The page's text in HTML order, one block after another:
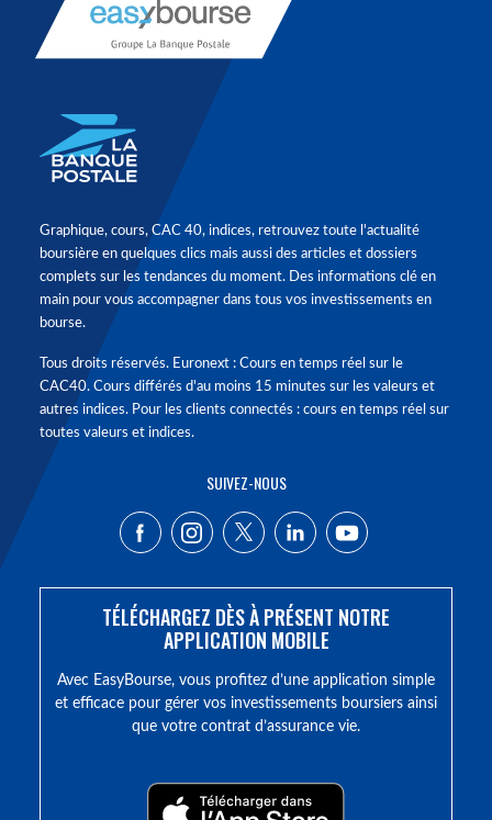
Graphique, cours, CAC 40, indices, retrouvez toute l'actualité
boursière en quelques clics mais aussi des articles et dossiers
complets sur les tendances du moment. Des informations clé en
main pour vous accompagner dans tous vos investissements en
bourse.
Tous droits réservés. Euronext : Cours en temps réel sur le
CAC40. Cours différés d'au moins 15 minutes sur les valeurs et
autres indices. Pour les clients connectés : cours en temps réel sur
toutes valeurs et indices.
SUIVEZ-NOUS
TÉLÉCHARGEZ DÈS À PRÉSENT NOTRE
APPLICATION MOBILE
Avec EasyBourse, vous profitez d’une application simple
et efficace pour gérer vos investissements boursiers ainsi
que votre contrat d’assurance vie.